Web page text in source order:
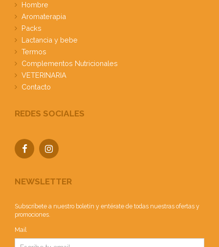
Hombre
Aromaterapia
Packs
Lactancia y bebe
Termos
Complementos Nutricionales
VETERINARIA
Contacto
REDES SOCIALES
NEWSLETTER
Subscríbete a nuestro boletín y entérate de todas nuestras ofertas y
promociones.
Mail